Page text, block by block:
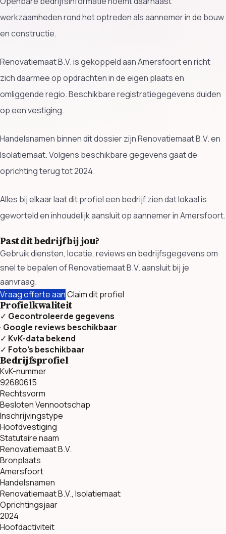
werkzaamheden rond het optreden als aannemer in de bouw
en constructie.
Renovatiemaat B.V. is gekoppeld aan Amersfoort en richt
zich daarmee op opdrachten in de eigen plaats en
omliggende regio. Beschikbare registratiegegevens duiden
op een vestiging.
Handelsnamen binnen dit dossier zijn Renovatiemaat B.V. en
Isolatiemaat. Volgens beschikbare gegevens gaat de
oprichting terug tot 2024.
Alles bij elkaar laat dit profiel een bedrijf zien dat lokaal is
geworteld en inhoudelijk aansluit op aannemer in Amersfoort.
Past dit bedrijf bij jou?
Gebruik diensten, locatie, reviews en bedrijfsgegevens om
snel te bepalen of Renovatiemaat B.V. aansluit bij je
aanvraag.
Vraag offerte aanClaim dit profiel
Profielkwaliteit
✓ Gecontroleerde gegevens
· Google reviews beschikbaar
✓ KvK-data bekend
✓ Foto’s beschikbaar
Bedrijfsprofiel
KvK-nummer
92680615
Rechtsvorm
Besloten Vennootschap
Inschrijvingstype
Hoofdvestiging
Statutaire naam
Renovatiemaat B.V.
Bronplaats
Amersfoort
Handelsnamen
Renovatiemaat B.V., Isolatiemaat
Oprichtingsjaar
2024
Hoofdactiviteit